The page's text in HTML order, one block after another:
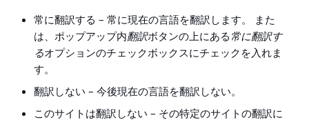
常に翻訳する – 常に現在の言語を翻訳します。 また
は、ポップアップ内翻訳ボタンの上にある 常に翻訳す
るオプションのチェックボックスにチェックを入れま
す。
翻訳しない – 今後現在の言語を翻訳しない。
このサイトは翻訳しない – その特定のサイトの翻訳に